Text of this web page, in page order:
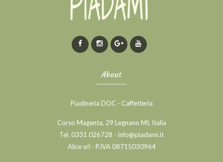
About
Piadineria DOC - Caffetteria
Corso Magenta, 29 Legnano MI, Italia
Tel. 0331 026728 - info@piadami.it
Alice srl - P.IVA 08715030964